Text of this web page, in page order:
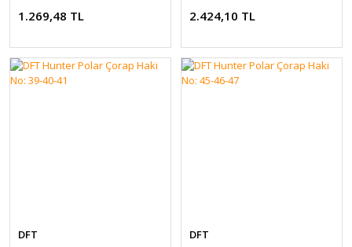
1.269,48 TL 2.424,10 TL
DFT
DFT